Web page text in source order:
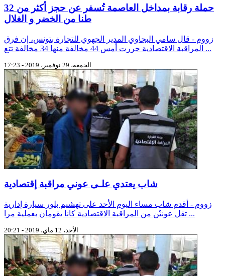
حملة رقابة بمداخل العاصمة تُسفر عن حجز أكثر من 32
طنا من الخضر و الغلال
زووم - قال سامي البجاوي المدير الجهوي للتجارة بتونس، إن فرق
المراقبة الاقتصادية حررت أمس 44 مخالفة منها 34 مخالفة تتع ...
الجمعة، 29 نوفمبر، 2019 - 17:23
شاب يعتدي علـى عوني مراقبة إقتصادية
زووم - أقدم شاب مساء اليوم الأحد على تهشيم بلور سيارة إدارية
تقل عونيْن من المراقبة الاقتصادية كانا يقومان بعملية مرا ...
الأحد، 12 ماي، 2019 - 20:21